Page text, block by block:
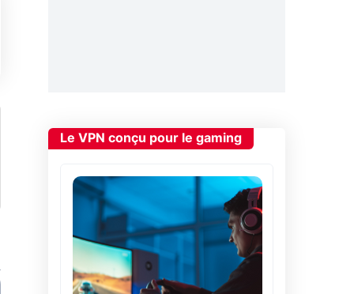
Le VPN conçu pour le gaming